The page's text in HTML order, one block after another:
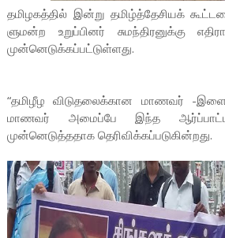
தமிழகத்தில் இன்று தமிழ்த்தேசியக்
ளுமன்ற உறுப்பினர் சுமந்திரனுக்கு
முன்னெடுக்கப்பட்டுள்ளது.
“தமிழீழ விடுதலைக்கான மாணவர் -
மாணவர் அமைப்பே இந்த
முன்னெடுத்ததாக தெரிவிக்கப்படுகின்றது.